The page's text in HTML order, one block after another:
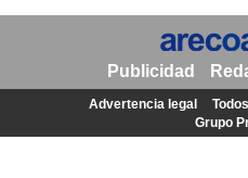
Publicidad
Advertencia legal
Grupo